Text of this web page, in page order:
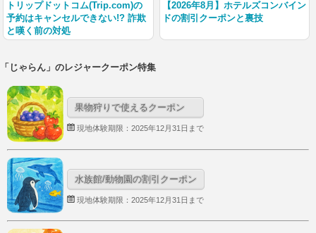
トリップドットコム(Trip.com)の
予約はキャンセルできない!? 詐欺
と嘆く前の対処
【2026年8月】ホテルズコンバイン
ドの割引クーポンと裏技
「じゃらん」のレジャークーポン特集
果物狩りで使えるクーポン
現地体験期限：2025年12月31日まで
水族館/動物園の割引クーポン
現地体験期限：2025年12月31日まで